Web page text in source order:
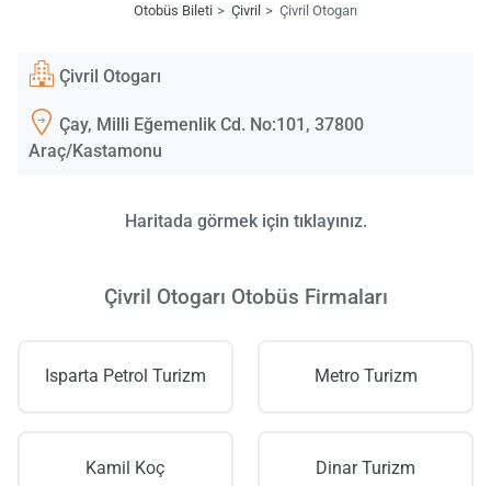
Otobüs Bileti Çivril Çivril Otogarı
Çivril Otogarı
Çay, Milli Eğemenlik Cd. No:101, 37800
Araç/Kastamonu
Haritada görmek için tıklayınız.
Çivril Otogarı Otobüs Firmaları
Isparta Petrol Turizm Metro Turizm
Kamil Koç Dinar Turizm